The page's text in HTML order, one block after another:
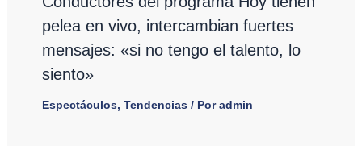
pelea en vivo, intercambian fuertes
mensajes: «si no tengo el talento, lo
siento»
Espectáculos, Tendencias/ Poradmin